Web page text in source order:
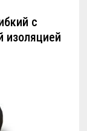
с
изоляцией